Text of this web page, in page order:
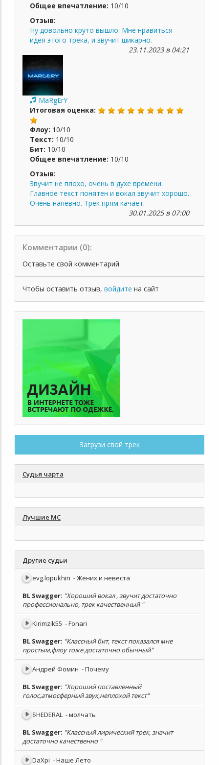
Общее впечатление: 10/10
Отзыв:
Ну довольно круто вышло. Мне нравиться
идея этого трека, и звучит шикарно.
23.11.2023 в 04:21
MaRgErY
Итоговая оценка:
Флоу: 10/10
Текст: 10/10
Бит: 10/10
Общее впечатление: 10/10
Отзыв:
Звучит не плохо, очень в духе времени.
Главное текст понятен и вокал звучит хорошо.
Очень напевно. Трек прям качает.
30.01.2025 в 07:00
Комментарии (0):
Оставьте свой комментарий
Чтобы оставить отзыв, войдите на сайт
Загрузи свой трек
Судья чарта
Лучшие МС
Другие судьи
evg.lopukhin - Жених и невеста
BL Swagger: "Хороший вокал , звучит достаточно
профессионально, трек качественный "
Kirimzik55 - Fonari
BL Swagger: "Классный бит, текст показался мне
простым,флоу тоже достаточно обычный"
Андрей Фомин - Почему
BL Swagger: "Хороший поставленный
голос,атмосферный звук,неплохой текст"
$HEDERAL - молчать
BL Swagger: "Классный лирический трек, значит
достаточно качественно "
DaXpi - Наше Лето